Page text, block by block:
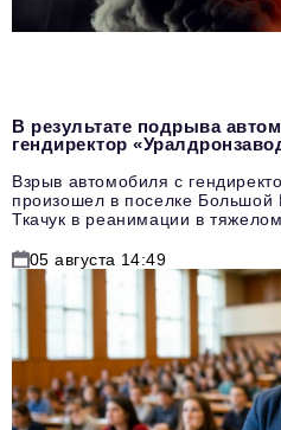
В результате подрыва
гендиректор
Взрыв автомобиля с
произошел в поселке Большой
Ткачук в реанимации в тяжелом
05 августа 14:49